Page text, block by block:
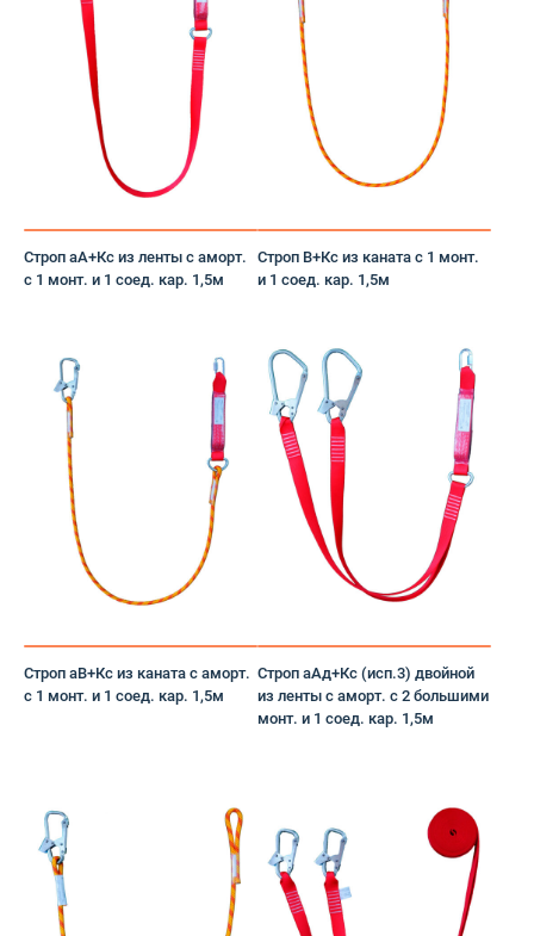
валяная
Вафельное полотно
Влагозащитная одежда
Галоши
Гель
Головные уборы
Держатель предфильтра
Дерматологические СИЗ
Джемпер
Для горнодобывающей отрасли
Для медработников
Для нефтегазодобывающей отрасли
Для охранных и силовых структур
Для пищевой промышленности
Для сферы обслуживания
Строп аА+Кс из ленты с аморт.
с 1 монт. и 1 соед. кар. 1,5м
Строп В+Кс из каната с 1 монт.
и 1 соед. кар. 1,5м
Строп аВ+Кс из каната с аморт.
с 1 монт. и 1 соед. кар. 1,5м
Строп аАд+Кс (исп.3) двойной
из ленты с аморт. с 2 большими
монт. и 1 соед. кар. 1,5м